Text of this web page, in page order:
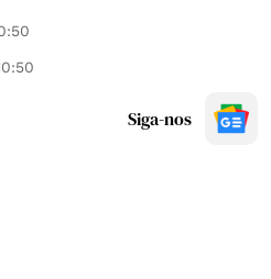
Siga-nos